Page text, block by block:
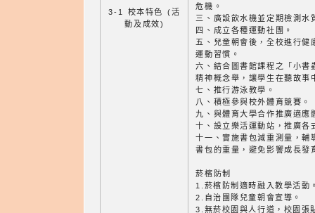
3-1 校本特色 (活
動及成效)
危機。
三、廣設飲水機並定期檢測水
四、成立各種運動社團。
五、兒童朝會後，全校進行健
運動習慣。
六、結合圖書館課程之「小書
精神概念舉，讓學生在聽故事
七、推行游泳教學。
八、積極參與校外體育競賽。
九、與體育大學合作推廣適應
十、設立樂活運動站，推廣各
十一、實施書包減重測量，輔
書包的重量，避免影響成長發
菸檳防制
1.菸檳防制適時融入教學活動
2.自治團隊兒童朝會宣導。
3.無菸校園與人行道，校園張